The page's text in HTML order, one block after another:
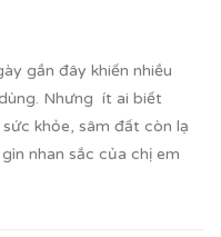
gần đây khiến nhiều
Nhưng ít ai biết
khỏe, sâm đất còn lạ
nhan sắc của chị em